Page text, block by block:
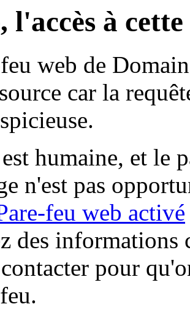
l'accès à
web de
car la
humaine, et le
n'est pas
feu web activé
des informations
pour